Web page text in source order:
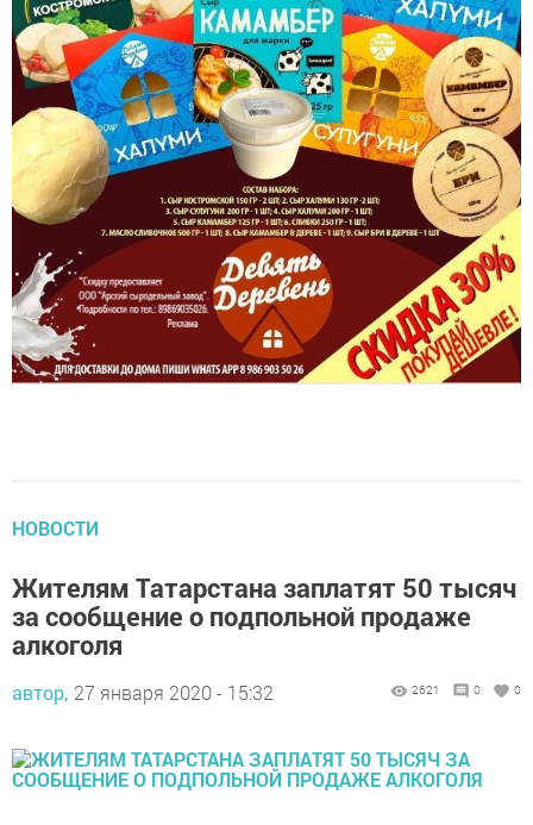
НОВОСТИ
Жителям Татарстана заплатят 50 тысяч
за сообщение о подпольной продаже
алкоголя
автор, 27 января 2020 - 15:32 2621 0 0